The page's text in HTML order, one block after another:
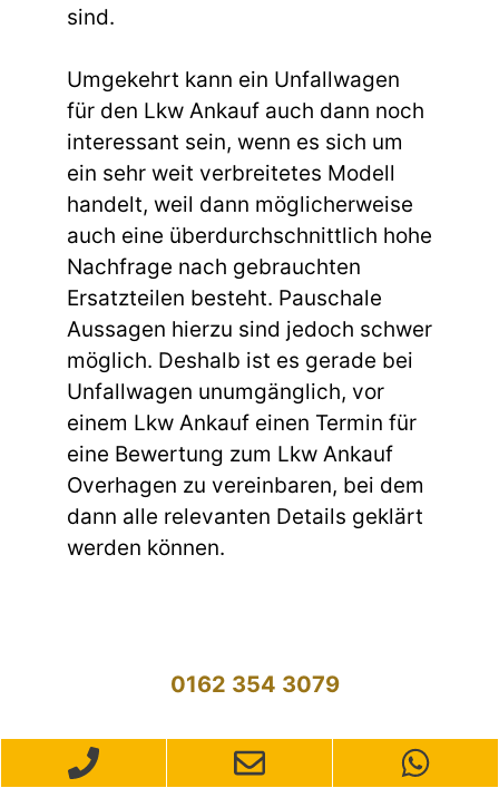
sind.
Umgekehrt kann ein Unfallwagen
für den Lkw Ankauf auch dann noch
interessant sein, wenn es sich um
ein sehr weit verbreitetes Modell
handelt, weil dann möglicherweise
auch eine überdurchschnittlich hohe
Nachfrage nach gebrauchten
Ersatzteilen besteht. Pauschale
Aussagen hierzu sind jedoch schwer
möglich. Deshalb ist es gerade bei
Unfallwagen unumgänglich, vor
einem Lkw Ankauf einen Termin für
eine Bewertung zum Lkw Ankauf
Overhagen zu vereinbaren, bei dem
dann alle relevanten Details geklärt
werden können.
0162 354 3079